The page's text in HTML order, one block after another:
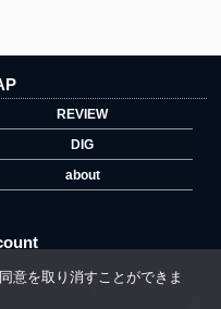
REVIEW
DIG
about
意を取り消すことができま